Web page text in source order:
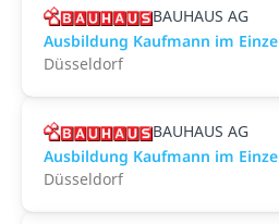
BAUHAUS AG
Ausbildung Kaufmann im
Düsseldorf
BAUHAUS AG
Ausbildung Kaufmann im
Düsseldorf